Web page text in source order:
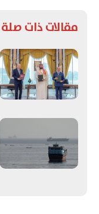
مقالات ذات صلة